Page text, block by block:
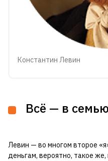
Константин Левин
Всё — в семью
Левин — во многом второе
деньгам, вероятно, такое же,